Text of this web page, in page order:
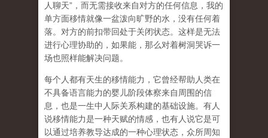
人聊天”，而无需接收来自对方的任何信息，我的
单方面移情就像一盆泼向旷野的水，没有任何着
落。对方的前扣带回处于关闭状态。这样是无法
进行心理协助的，如果能，那么对着树洞哭诉一
场也照样能解决问题。
每个人都有天生的移情能力，它曾经帮助人类在
不具备语言能力的婴儿阶段体察来自周围的信
息，也是一生中人际关系构建的基础设施。有人
说移情能力是一种天赋的情感，也有人说它是可
以通过培养教导达成的一种心理状态，众所周知